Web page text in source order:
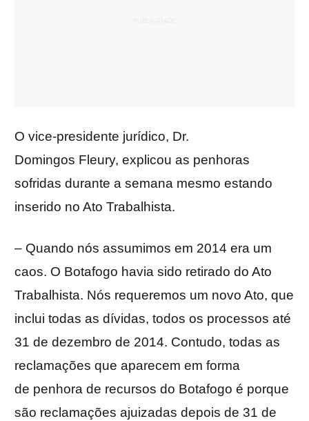
O vice-presidente jurídico, Dr.
Domingos Fleury, explicou as penhoras
sofridas durante a semana mesmo estando
inserido no Ato Trabalhista.
– Quando nós assumimos em 2014 era um
caos. O Botafogo havia sido retirado do Ato
Trabalhista. Nós requeremos um novo Ato, que
inclui todas as dívidas, todos os processos até
31 de dezembro de 2014. Contudo, todas as
reclamações que aparecem em forma
de penhora de recursos do Botafogo é porque
são reclamações ajuizadas depois de 31 de